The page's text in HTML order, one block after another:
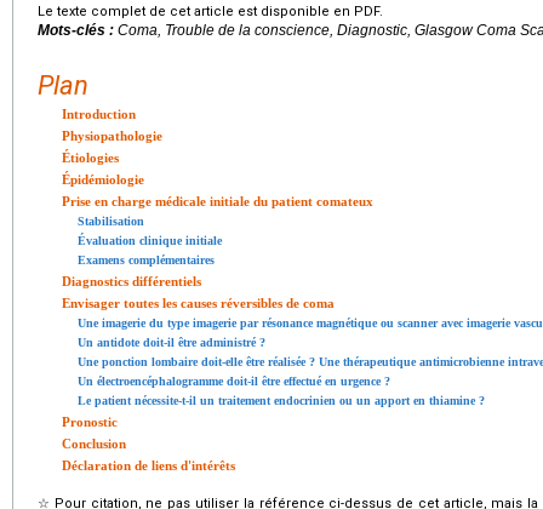
Le texte complet de cet article est disponible en PDF.
Mots-clés : Coma, Trouble de la conscience, Diagnostic, Glasgow Coma
Plan
Introduction
Physiopathologie
Étiologies
Épidémiologie
Prise en charge médicale initiale du patient comateux
Stabilisation
Évaluation clinique initiale
Examens complémentaires
Diagnostics différentiels
Envisager toutes les causes réversibles de coma
Une imagerie du type imagerie par résonance magnétique ou scanner avec imagerie
Un antidote doit-il être administré ?
Une ponction lombaire doit-elle être réalisée ? Une thérapeutique antimicrobienne
Un électroencéphalogramme doit-il être effectué en urgence ?
Le patient nécessite-t-il un traitement endocrinien ou un apport en thiamine ?
Pronostic
Conclusion
Déclaration de liens d'intérêts
☆ Pour citation, ne pas utiliser la référence ci-dessus de cet article, mais